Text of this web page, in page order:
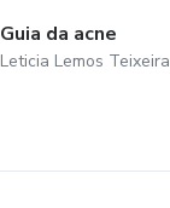
Guia da acne
Leticia Lemos Teixeira